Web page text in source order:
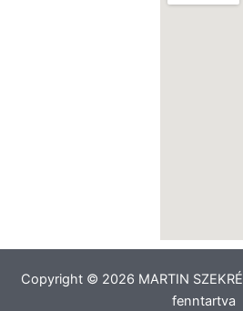
Copyright © 2026 MARTIN
fenntartva